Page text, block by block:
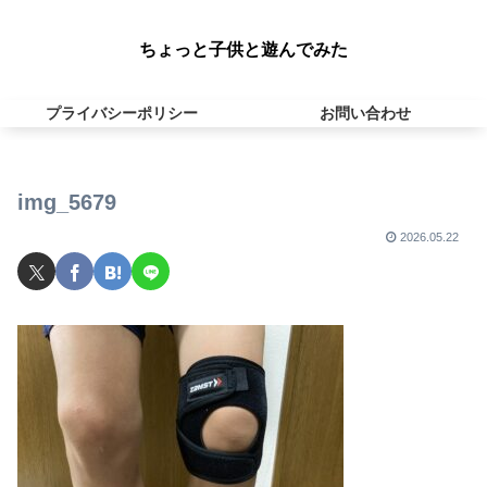
ちょっと子供と遊んでみた
プライバシーポリシー お問い合わせ
img_5679
2026.05.22